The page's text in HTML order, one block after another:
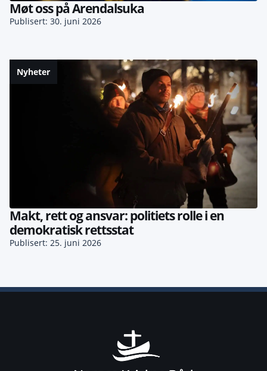
Møt oss på Arendalsuka
Publisert: 30. juni 2026
Nyheter
Makt, rett og ansvar: politiets rolle i en
demokratisk rettsstat
Publisert: 25. juni 2026